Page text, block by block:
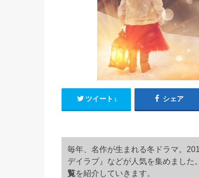
ツイート 1 シェア
毎年、名作が生まれる冬ドラマ。
デイラブ』などが人気を集めました
覧を紹介していきます。